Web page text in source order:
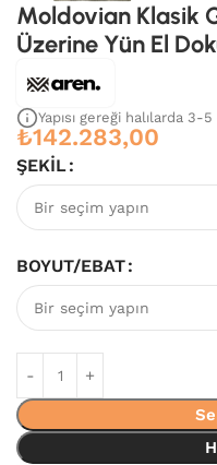
Moldovian Klasik
Üzerine Yün El
Yapısı gereği halılarda 3-
₺142.283,00
ŞEKIL
BOYUT/EBAT